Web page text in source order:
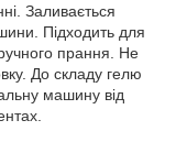
Заливається
Підходить для
прання. Не
До складу гелю
машину від